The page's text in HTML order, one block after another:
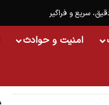
سریع و فراگیر
امنیت و حوادث